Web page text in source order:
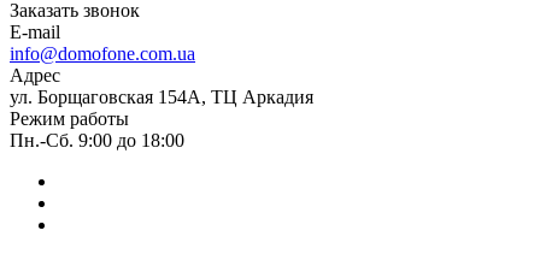
Заказать звонок
E-mail
info@domofone.com.ua
Адрес
ул. Борщаговская 154А, ТЦ Аркадия
Режим работы
Пн.-Сб. 9:00 до 18:00